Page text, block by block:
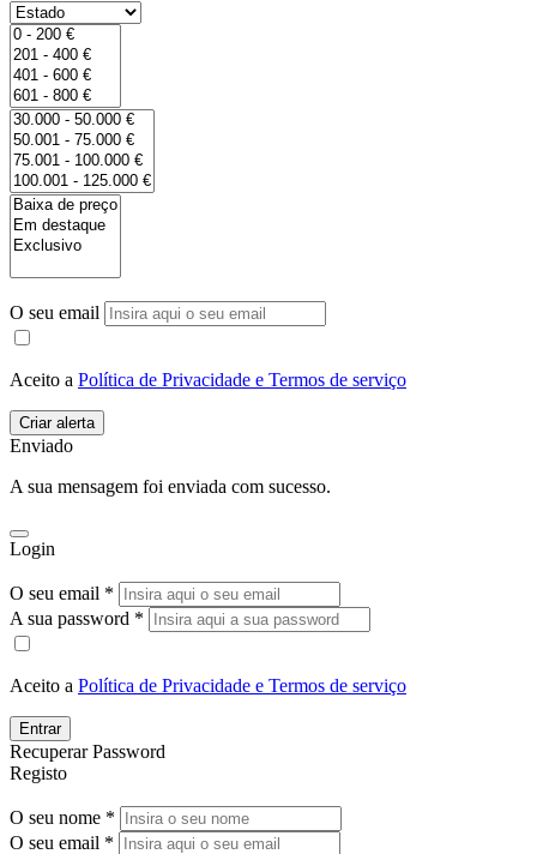
O seu email
Aceito a Política de Privacidade e Termos de serviço
Enviado
A sua mensagem foi enviada com sucesso.
Login
O seu email *
A sua password *
Aceito a Política de Privacidade e Termos de serviço
Entrar
Recuperar Password
Registo
O seu nome *
O seu email *